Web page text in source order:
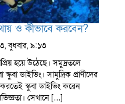
ও কীভাবে করবেন?
বুধবার, ৯:১৩
হয়ে উঠেছে। সমুদ্রতলে
ডাইভিং। সামুদ্রিক প্রাণীদের
স্কুবা ডাইভিং করেন
সেখানে […]